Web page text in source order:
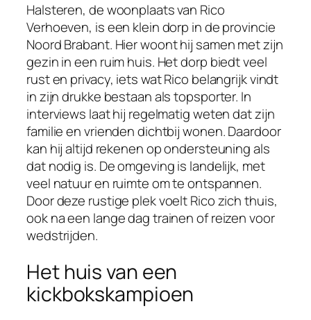
Halsteren, de woonplaats van Rico
Verhoeven, is een klein dorp in de provincie
Noord Brabant. Hier woont hij samen met zijn
gezin in een ruim huis. Het dorp biedt veel
rust en privacy, iets wat Rico belangrijk vindt
in zijn drukke bestaan als topsporter. In
interviews laat hij regelmatig weten dat zijn
familie en vrienden dichtbij wonen. Daardoor
kan hij altijd rekenen op ondersteuning als
dat nodig is. De omgeving is landelijk, met
veel natuur en ruimte om te ontspannen.
Door deze rustige plek voelt Rico zich thuis,
ook na een lange dag trainen of reizen voor
wedstrijden.
Het huis van een
kickbokskampioen